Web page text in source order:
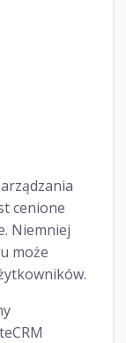
cenione
Niemniej
może